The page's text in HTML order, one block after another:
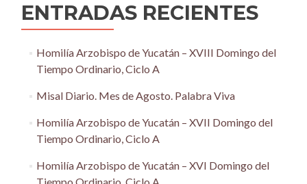
ENTRADAS RECIENTES
Homilía Arzobispo de Yucatán – XVIII Domingo del
Tiempo Ordinario, Ciclo A
Misal Diario. Mes de Agosto. Palabra Viva
Homilía Arzobispo de Yucatán – XVII Domingo del
Tiempo Ordinario, Ciclo A
Homilía Arzobispo de Yucatán – XVI Domingo del